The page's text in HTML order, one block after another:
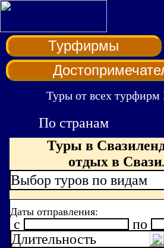
Турфирмы
Туры от всех турфирм
По странам
Туры в
отдых в
Выбор туров по видам
Даты отправления:
c
по
Длительность